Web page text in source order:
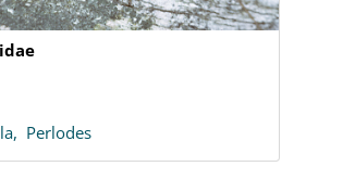
Perlodes